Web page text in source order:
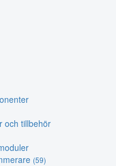
och tillbehör
(59)